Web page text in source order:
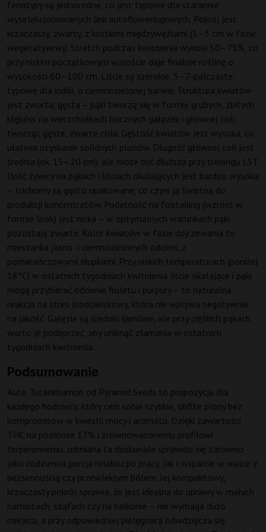
fenotypy są jednorodne, co jest typowe dla starannie
wyselekcjonowanych linii autofloweringowych. Pokrój jest
krzaczasty, zwarty, z krótkimi międzywęźlami (1–3 cm w fazie
wegetatywnej). Stretch podczas kwitnienia wynosi 50–75%, co
przy niskim początkowym wzroście daje finalnie roślinę o
wysokości 60–100 cm. Liście są szerokie, 5–7-palczaste,
typowe dla indiki, o ciemnozielonej barwie. Struktura kwiatów
jest zwarta, gęsta – pąki tworzą się w formie grubych, zbitych
kłębów na wierzchołkach bocznych gałązek i głównej coli,
tworząc gęste, zwarte cola. Gęstość kwiatów jest wysoka, co
ułatwia uzyskanie solidnych plonów. Długość głównej coli jest
średnia (ok. 15–20 cm), ale może być dłuższa przy treningu LST.
Ilość żywicy na pąkach i liściach okalających jest bardzo wysoka
– trichomy są gęsto upakowane, co czyni ją świetną do
produkcji koncentratów. Podatność na foxtailing (wzrost w
formie lisek) jest niska – w optymalnych warunkach pąki
pozostają zwarte. Kolor kwiatów w fazie dojrzewania to
mieszanka jasno- i ciemnozielonych odcieni, z
pomarańczowymi słupkami. Przy niskich temperaturach (poniżej
18°C) w ostatnich tygodniach kwitnienia liście okalające i pąki
mogą przybierać odcienie fioletu i purpury – to naturalna
reakcja na stres środowiskowy, która nie wpływa negatywnie
na jakość. Gałęzie są średnio łamliwe, ale przy ciężkich pąkach
warto je podeprzeć, aby uniknąć złamania w ostatnich
tygodniach kwitnienia.
Podsumowanie
Auto Tutankhamon od Pyramid Seeds to propozycja dla
każdego hodowcy, który ceni sobie szybkie, obfite plony bez
kompromisów w kwestii mocy i aromatu. Dzięki zawartości
THC na poziomie 17% i zrównoważonemu profilowi
terpenowemu, odmiana ta doskonale sprawdzi się zarówno
jako codzienna porcja relaksu po pracy, jak i wsparcie w walce z
bezsennością czy przewlekłym bólem. Jej kompaktowy,
krzaczasty pokrój sprawia, że jest idealna do uprawy w małych
namiotach, szafach czy na balkonie – nie wymaga dużo
miejsca, a przy odpowiedniej pielęgnacji odwdzięcza się